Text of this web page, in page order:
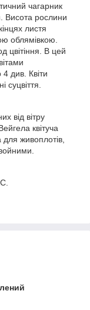
чагарник
Висота рослини
листя
облямівкою.
цвітіння. В цей
див. Квіти
суцвіття.
від вітру
квітуча
живоплотів,